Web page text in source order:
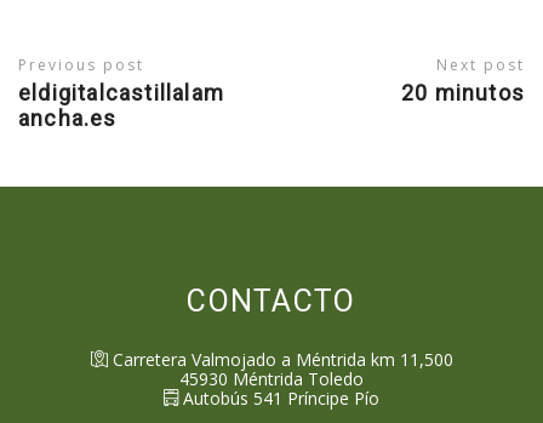
Previous post
eldigitalcastillalam
ancha.es
Next post
20 minutos
CONTACTO
Carretera Valmojado a Méntrida km 11,500
45930 Méntrida Toledo
Autobús 541 Príncipe Pío